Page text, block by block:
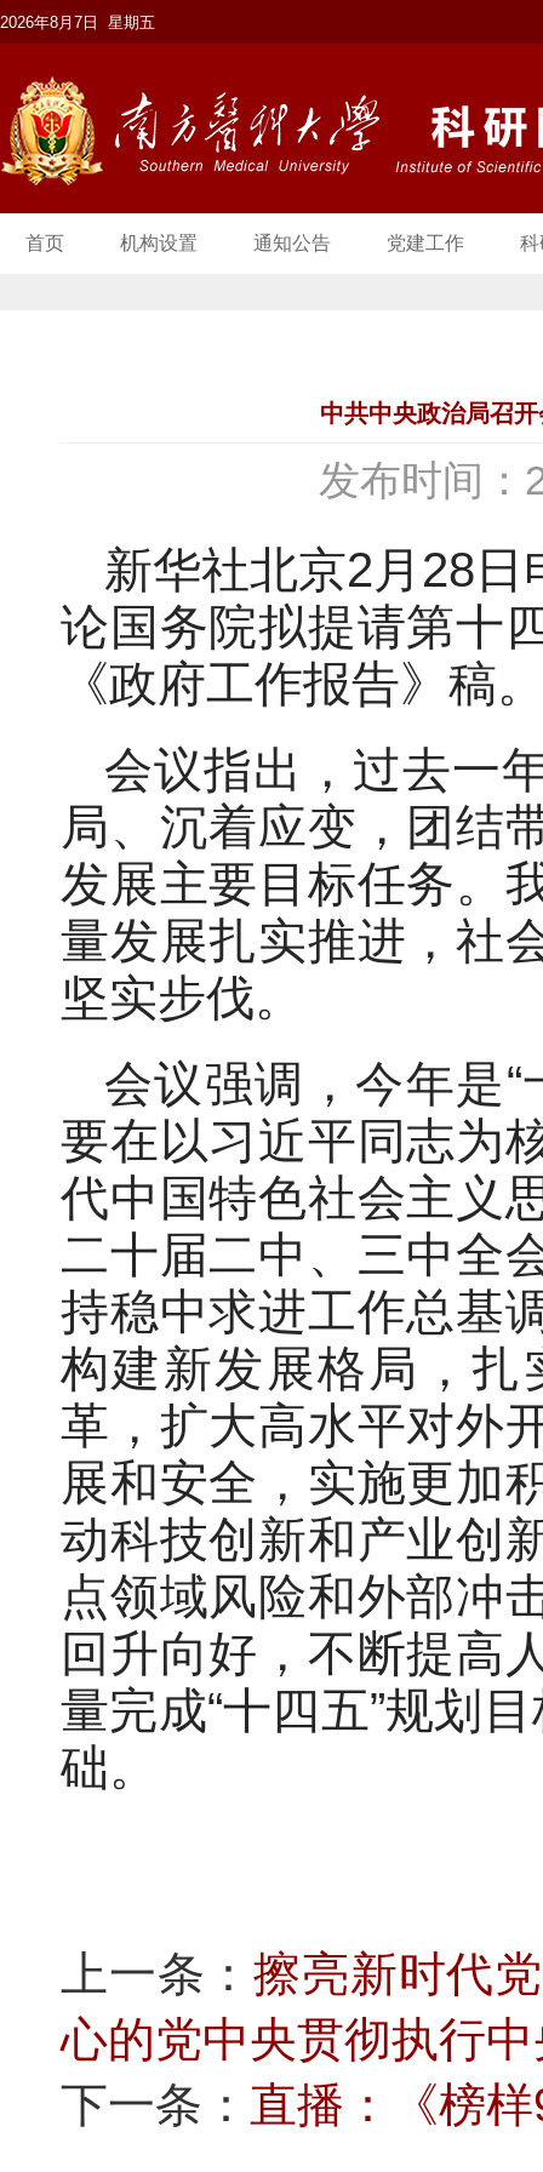
2026年8月7日 星期五
首页 机构设置 通知公告 党建工作 科
中共中央政治局召
发布时间：
新华社北京2月28
论国务院拟提请第十
《政府工作报告》稿
会议指出，过去一
局、沉着应变，团结
发展主要目标任务。
量发展扎实推进，社
坚实步伐。
会议强调，今年是
要在以习近平同志为
代中国特色社会主义
二十届二中、三中全
持稳中求进工作总基
构建新发展格局，
革，扩大高水平对外
展和安全，实施更加
动科技创新和产业创
点领域风险和外部冲
回升向好，不断提高
量完成“十四五”规划
础。
上一条：擦亮新时代
心的党中央贯彻执行
下一条： 直播：《榜